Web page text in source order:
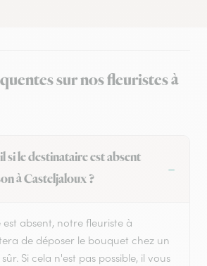
sur nos fleuristes à
si le destinataire est absent
à Casteljaloux ?
est absent, notre fleuriste à
de déposer le bouquet chez un
Si cela n'est pas possible, il vous